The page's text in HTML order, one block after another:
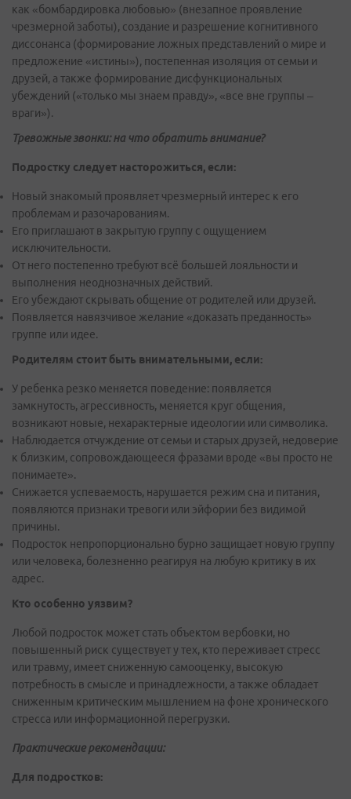
как «бомбардировка любовью» (внезапное проявление
чрезмерной заботы), создание и разрешение когнитивного
диссонанса (формирование ложных представлений о мире и
предложение «истины»), постепенная изоляция от семьи и
друзей, а также формирование дисфункциональных
убеждений («только мы знаем правду», «все вне группы –
враги»).
Тревожные звонки: на что обратить внимание?
Подростку следует насторожиться, если:
Новый знакомый проявляет чрезмерный интерес к его
проблемам и разочарованиям.
Его приглашают в закрытую группу с ощущением
исключительности.
От него постепенно требуют всё большей лояльности и
выполнения неоднозначных действий.
Его убеждают скрывать общение от родителей или друзей.
Появляется навязчивое желание «доказать преданность»
группе или идее.
Родителям стоит быть внимательными, если:
У ребенка резко меняется поведение: появляется
замкнутость, агрессивность, меняется круг общения,
возникают новые, нехарактерные идеологии или символика.
Наблюдается отчуждение от семьи и старых друзей, недоверие
к близким, сопровождающееся фразами вроде «вы просто не
понимаете».
Снижается успеваемость, нарушается режим сна и питания,
появляются признаки тревоги или эйфории без видимой
причины.
Подросток непропорционально бурно защищает новую группу
или человека, болезненно реагируя на любую критику в их
адрес.
Кто особенно уязвим?
Любой подросток может стать объектом вербовки, но
повышенный риск существует у тех, кто переживает стресс
или травму, имеет сниженную самооценку, высокую
потребность в смысле и принадлежности, а также обладает
сниженным критическим мышлением на фоне хронического
стресса или информационной перегрузки.
Практические рекомендации:
Для подростков: